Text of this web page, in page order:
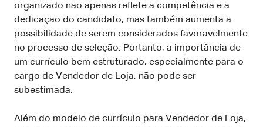
organizado não apenas reflete a competência e a
dedicação do candidato, mas também aumenta a
possibilidade de serem considerados favoravelmente
no processo de seleção. Portanto, a importância de
um currículo bem estruturado, especialmente para o
cargo de Vendedor de Loja, não pode ser
subestimada.
Além do modelo de currículo para Vendedor de Loja,